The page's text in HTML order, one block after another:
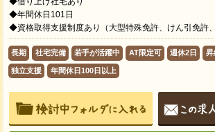
◆年間休日101日
◆資格取得支援制度あり（大型特殊免許、けん引免許
長期 社宅完備 若手が活躍中 AT限定可 週休2日 昇
独立支援 年間休日100日以上